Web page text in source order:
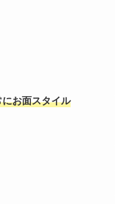
お面スタイル